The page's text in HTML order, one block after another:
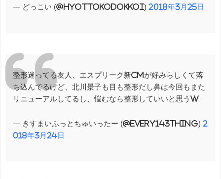
— どっこい (@HyottokoDokkoi) 2018年3月25日
整形迷ってる友人、エスプリーク新CMが好みらしくて落
ち込んでるけど、北川景子も目も整形だし鼻は今回もまた
リニューアルしてるし、悩むなら整形していいと思うw
— きすまいふっとちゅいったー (@every143thing) 2
018年3月24日